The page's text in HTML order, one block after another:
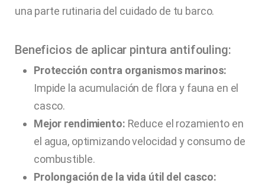
una parte rutinaria del cuidado de tu barco.
Beneficios de aplicar pintura antifouling:
Protección contra organismos marinos:
Impide la acumulación de flora y fauna en el
casco.
Mejor rendimiento: Reduce el rozamiento en
el agua, optimizando velocidad y consumo de
combustible.
Prolongación de la vida útil del casco: